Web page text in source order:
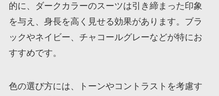
的に、ダークカラーのスーツは引き締まった印象
を与え、身長を高く見せる効果があります。ブラ
ックやネイビー、チャコールグレーなどが特にお
すすめです。
色の選び方には、トーンやコントラストを考慮す